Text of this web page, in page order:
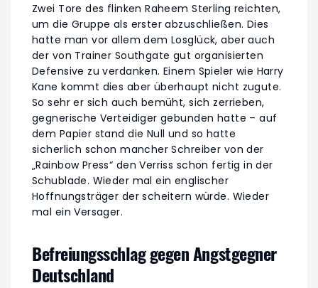
Zwei Tore des flinken Raheem Sterling reichten,
um die Gruppe als erster abzuschließen. Dies
hatte man vor allem dem Losglück, aber auch
der von Trainer Southgate gut organisierten
Defensive zu verdanken. Einem Spieler wie Harry
Kane kommt dies aber überhaupt nicht zugute.
So sehr er sich auch bemüht, sich zerrieben,
gegnerische Verteidiger gebunden hatte – auf
dem Papier stand die Null und so hatte
sicherlich schon mancher Schreiber von der
„Rainbow Press“ den Verriss schon fertig in der
Schublade. Wieder mal ein englischer
Hoffnungsträger der scheitern würde. Wieder
mal ein Versager.
Befreiungsschlag gegen Angstgegner
Deutschland